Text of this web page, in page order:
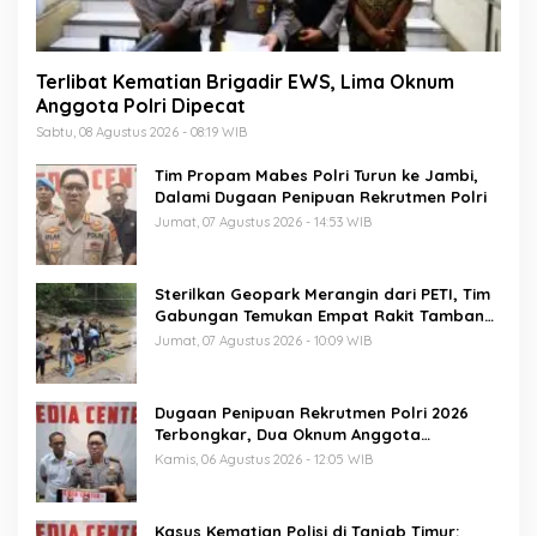
Terlibat Kematian Brigadir EWS, Lima Oknum
Anggota Polri Dipecat
Sabtu, 08 Agustus 2026 - 08:19 WIB
Tim Propam Mabes Polri Turun ke Jambi,
Dalami Dugaan Penipuan Rekrutmen Polri
Jumat, 07 Agustus 2026 - 14:53 WIB
Sterilkan Geopark Merangin dari PETI, Tim
Gabungan Temukan Empat Rakit Tambang
Ilegal
Jumat, 07 Agustus 2026 - 10:09 WIB
Dugaan Penipuan Rekrutmen Polri 2026
Terbongkar, Dua Oknum Anggota
Diamankan Propam Polda Jambi
Kamis, 06 Agustus 2026 - 12:05 WIB
Kasus Kematian Polisi di Tanjab Timur: